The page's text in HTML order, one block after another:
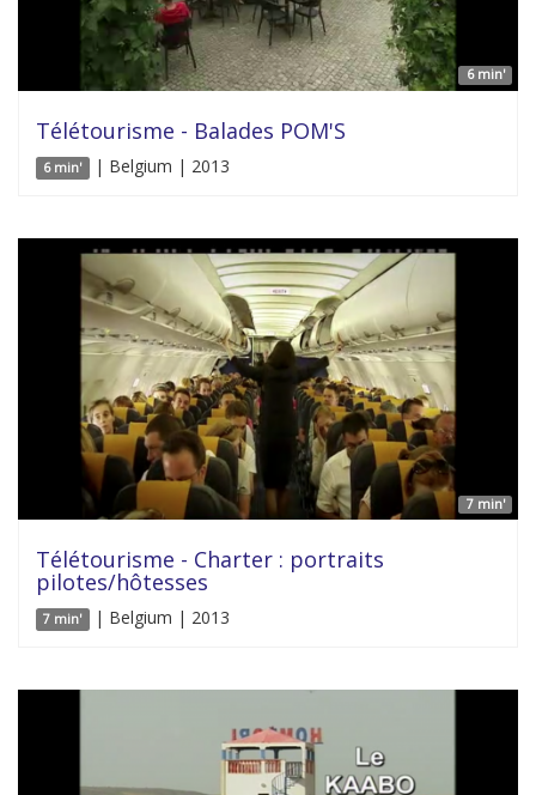
6 min'
Télétourisme - Balades POM'S
6 min' | Belgium | 2013
7 min'
Télétourisme - Charter : portraits
pilotes/hôtesses
7 min' | Belgium | 2013